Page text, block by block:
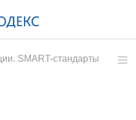
SMART-стандарты